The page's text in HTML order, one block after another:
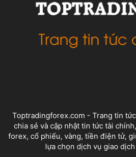
Toptradingforex.com - Trang tin
chia sẻ và cập nhật tin tức tài
forex, cổ phiếu, vàng, tiền điện tử,
lựa chọn dịch vụ giao